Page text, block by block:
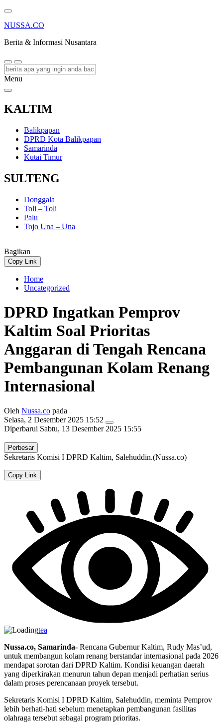
NUSSA.CO
Berita & Informasi Nusantara
Menu
KALTIM
Balikpapan
DPRD Kota Balikpapan
Samarinda
Kutai Timur
SULTENG
Donggala
Toli – Toli
Palu
Tojo Una – Una
Bagikan
Copy Link
Home
Uncategorized
DPRD Ingatkan Pemprov
Kaltim Soal Prioritas
Anggaran di Tengah Rencana
Pembangunan Kolam Renang
Internasional
Oleh Nussa.co pada
Selasa, 2 Desember 2025 15:52
Diperbarui Sabtu, 13 Desember 2025 15:55
Perbesar
Sekretaris Komisi I DPRD Kaltim, Salehuddin.(Nussa.co)
Copy Link
tea
Nussa.co, Samarinda- Rencana Gubernur Kaltim, Rudy Mas’ud,
untuk membangun kolam renang berstandar internasional pada 2026
mendapat sorotan dari DPRD Kaltim. Kondisi keuangan daerah
yang diperkirakan menurun tahun depan menjadi perhatian serius
dalam proses perencanaan proyek tersebut.
Sekretaris Komisi I DPRD Kaltim, Salehuddin, meminta Pemprov
lebih berhati-hati sebelum menetapkan pembangunan fasilitas
olahraga tersebut sebagai program prioritas.